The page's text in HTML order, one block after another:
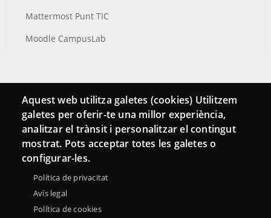
Mattermost Punt TIC
Moodle CampusLab
Connecta
Bustia de contacte
Butlletins
Aquest web utilitza galetes (cookies) Utilitzem
galetes per oferir-te una millor experiència,
analitzar el trànsit i personalitzar el contingut
mostrat. Pots acceptar totes les galetes o
configurar-les.
Política de privacitat
Avís legal
Política de cookies